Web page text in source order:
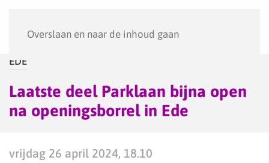
Overslaan en naar de inhoud gaan
EDE
Laatste deel Parklaan bijna open
na openingsborrel in Ede
vrijdag 26 april 2024, 18.10